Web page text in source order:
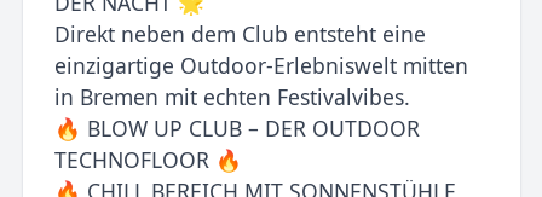
Direkt neben dem Club entsteht eine
einzigartige Outdoor-Erlebniswelt mitten
in Bremen mit echten Festivalvibes.
🔥 BLOW UP CLUB – DER OUTDOOR
TECHNOFLOOR 🔥
🔥 CHILL BEREICH MIT SONNENSTÜHLE